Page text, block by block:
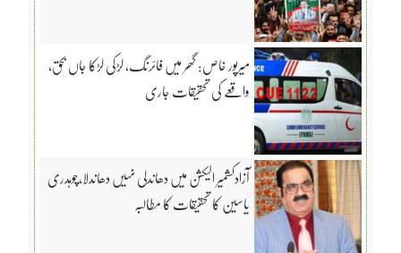
میرپور خاص: گھر میں فائرنگ، لڑکی لڑکا جاں بحق،
واقعے کی تحقیقات جاری
آزادکشمیر الیکشن میں دھاندلی نہیں دھاندلا،چوہدری
یاسین کا تحقیقات کا مطالبہ